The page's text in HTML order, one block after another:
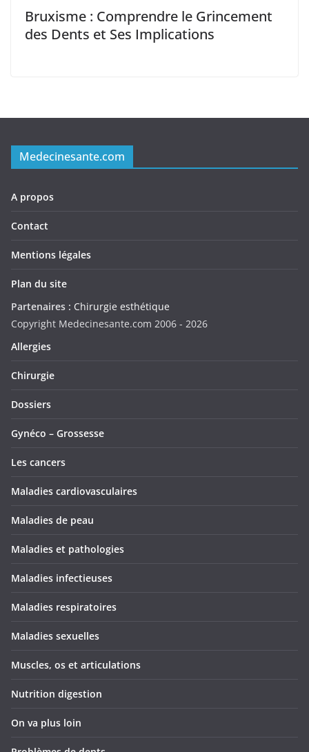
Bruxisme : Comprendre le Grincement
des Dents et Ses Implications
Medecinesante.com
A propos
Contact
Mentions légales
Plan du site
Partenaires : Chirurgie esthétique
Copyright Medecinesante.com 2006 - 2026
Allergies
Chirurgie
Dossiers
Gynéco – Grossesse
Les cancers
Maladies cardiovasculaires
Maladies de peau
Maladies et pathologies
Maladies infectieuses
Maladies respiratoires
Maladies sexuelles
Muscles, os et articulations
Nutrition digestion
On va plus loin